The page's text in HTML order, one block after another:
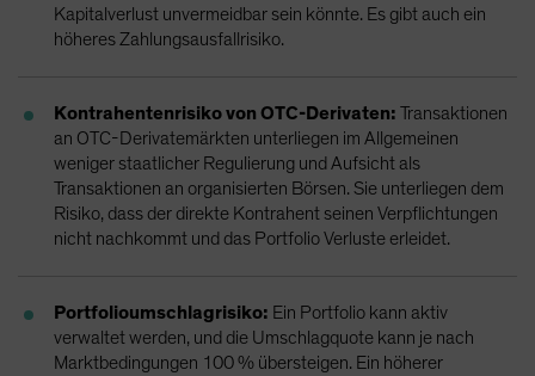
Kapitalverlust unvermeidbar sein könnte. Es gibt auch ein
höheres Zahlungsausfallrisiko.
Kontrahentenrisiko von OTC-Derivaten: Transaktionen
an OTC-Derivatemärkten unterliegen im Allgemeinen
weniger staatlicher Regulierung und Aufsicht als
Transaktionen an organisierten Börsen. Sie unterliegen dem
Risiko, dass der direkte Kontrahent seinen Verpflichtungen
nicht nachkommt und das Portfolio Verluste erleidet.
Portfolioumschlagrisiko: Ein Portfolio kann aktiv
verwaltet werden, und die Umschlagquote kann je nach
Marktbedingungen 100 % übersteigen. Ein höherer